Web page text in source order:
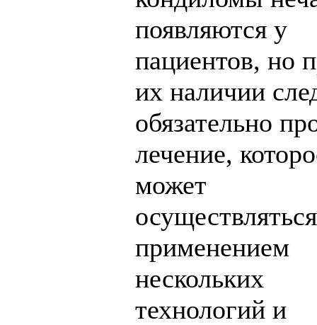
появляются у
пациентов, но
их наличии
обязательно
лечение,
может
применением
нескольких
технологий и